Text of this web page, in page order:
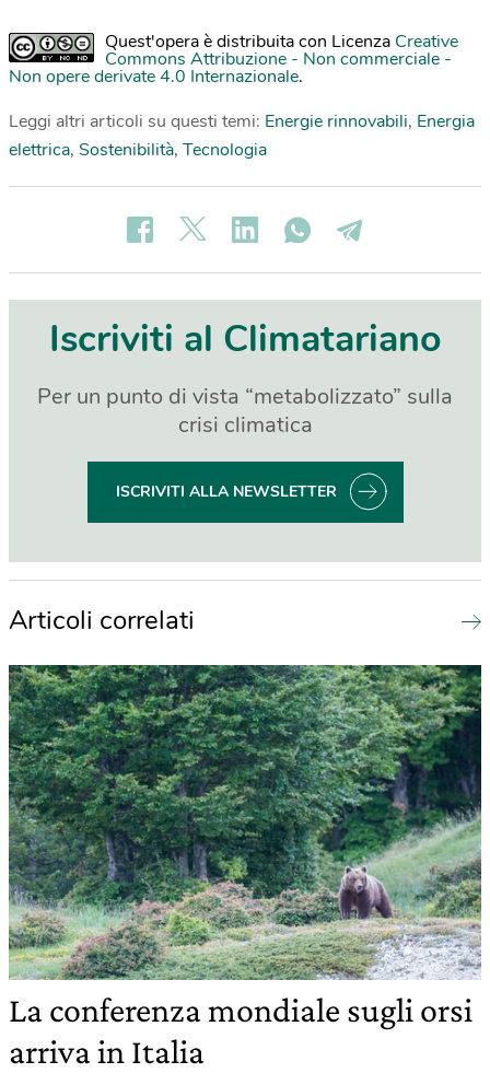
Quest'opera è distribuita con Licenza Creative
Commons Attribuzione - Non commerciale -
Non opere derivate 4.0 Internazionale.
Leggi altri articoli su questi temi: Energie rinnovabili, Energia
elettrica, Sostenibilità, Tecnologia
Iscriviti al Climatariano
Per un punto di vista “metabolizzato” sulla
crisi climatica
ISCRIVITI ALLA NEWSLETTER
Articoli correlati
La conferenza mondiale sugli orsi
arriva in Italia